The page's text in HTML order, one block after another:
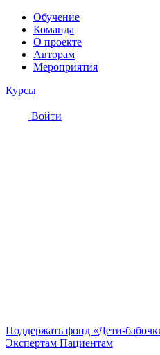
Обучение
Команда
О проекте
Авторам
Мероприятия
Курсы
Войти
Поддержать фонд «Дети-
Экспертам Пациентам